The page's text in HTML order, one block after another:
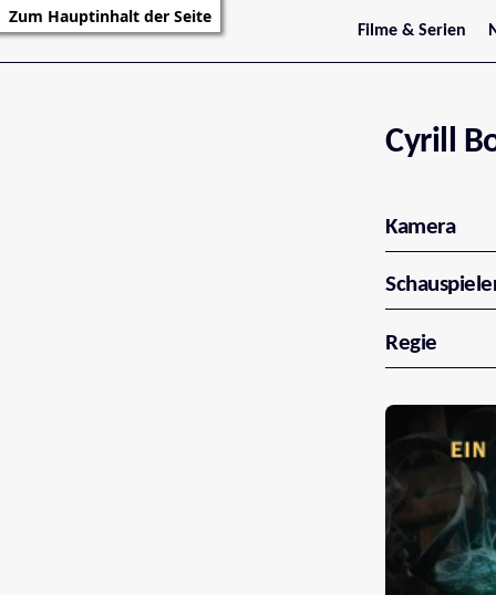
Zum Hauptinhalt der Seite
Filme & Serien
Trailer
Serienarchiv
Cyrill
Kamera
Regie